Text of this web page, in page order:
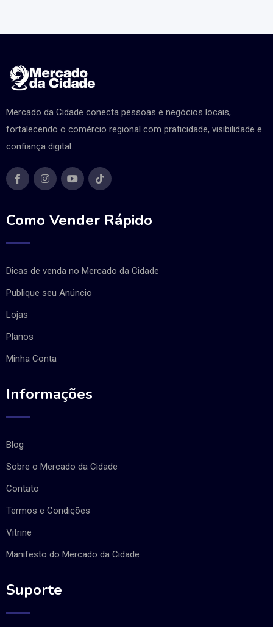
Mercado da Cidade conecta pessoas e negócios locais,
fortalecendo o comércio regional com praticidade, visibilidade e
confiança digital.
Como Vender Rápido
Dicas de venda no Mercado da Cidade
Publique seu Anúncio
Lojas
Planos
Minha Conta
Informações
Blog
Sobre o Mercado da Cidade
Contato
Termos e Condições
Vitrine
Manifesto do Mercado da Cidade
Suporte